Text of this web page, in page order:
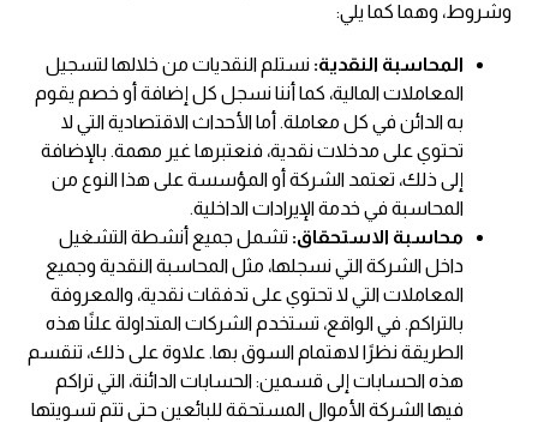
وشروط، وهما كما يلي:
المحاسبة النقدية: نستلم النقديات من خلالها لتسجيل
المعاملات المالية، كما أننا نسجل كل إضافة أو خصم يقوم
به الدائن في كل معاملة. أما الأحداث الاقتصادية التي لا
تحتوي على مدخلات نقدية، فنعتبرها غير مهمة. بالإضافة
إلى ذلك، تعتمد الشركة أو المؤسسة على هذا النوع من
المحاسبة في خدمة الإيرادات الداخلية.
محاسبة الاستحقاق: تشمل جميع أنشطة التشغيل
داخل الشركة التي نسجلها، مثل المحاسبة النقدية وجميع
المعاملات التي لا تحتوي على تدفقات نقدية، والمعروفة
بالتراكم. في الواقع، تستخدم الشركات المتداولة علنًا هذه
الطريقة نظرًا لاهتمام السوق بها. علاوة على ذلك، تنقسم
هذه الحسابات إلى قسمين: الحسابات الدائنة، التي تراكم
فيها الشركة الأموال المستحقة للبائعين حتى تتم تسويتها